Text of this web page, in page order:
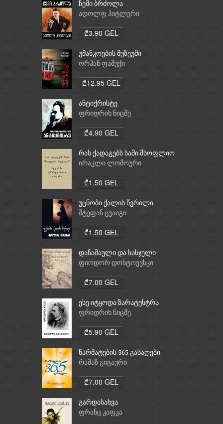
ჩემი ბრძოლა
ადოლფ ჰიტლერი
₾3.90 GEL
უმანკოების მუზეუმი
ორჰან ფამუქი
₾12.95 GEL
ანტიქრისტე
ფრიდრიხ ნიცშე
₾4.90 GEL
რას ქადაგებს სამი მსოფლიო
რელიგია: ბუდიზმი,
ირაკლი ლომოური
₾1.50 GEL
უცნობი ქალის წერილი
შტეფან ცვაიგი
₾1.50 GEL
დანაშაული და სასჯელი
ფიოდორ დოსტოევსკი
₾7.00 GEL
ესე იტყოდა ზარატუსტრა
ფრიდრიხ ნიცშე
₾5.90 GEL
წარმატების 365 გასაღები
რამაზ გიგაური
₾7.00 GEL
გარდასახვა
ფრანც კაფკა